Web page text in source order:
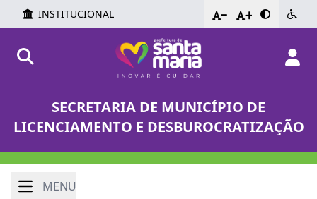
INSTITUCIONAL - +
SECRETARIA DE MUNICÍPIO DE
LICENCIAMENTO E DESBUROCRATIZAÇÃO
MENU